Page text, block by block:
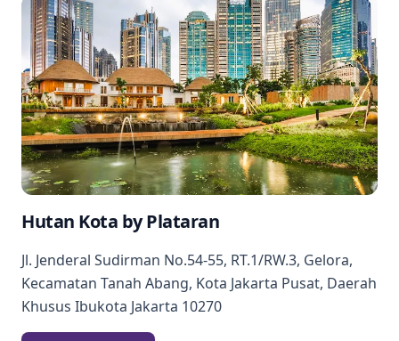
Hutan Kota by Plataran
Jl. Jenderal Sudirman No.54-55, RT.1/RW.3, Gelora,
Kecamatan Tanah Abang, Kota Jakarta Pusat, Daerah
Khusus Ibukota Jakarta 10270